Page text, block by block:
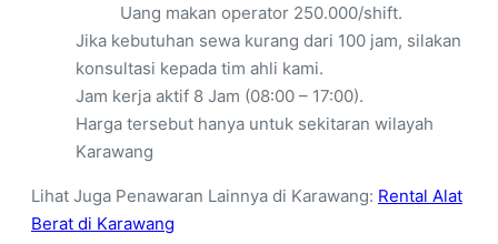
Uang makan operator 250.000/shift.
Jika kebutuhan sewa kurang dari 100 jam, silakan
konsultasi kepada tim ahli kami.
Jam kerja aktif 8 Jam (08:00 – 17:00).
Harga tersebut hanya untuk sekitaran wilayah
Karawang
Lihat Juga Penawaran Lainnya di Karawang: Rental Alat
Berat di Karawang